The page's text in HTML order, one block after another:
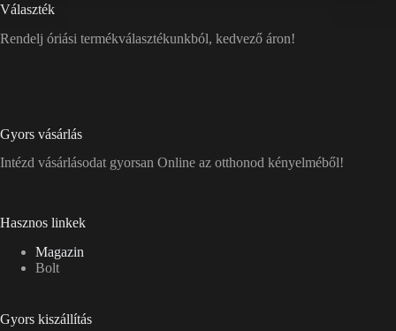
Választék
Rendelj óriási termékválasztékunkból, kedvező áron!
Gyors vásárlás
Intézd vásárlásodat gyorsan Online az otthonod kényelméből!
Hasznos linkek
Magazin
Bolt
Gyors kiszállítás